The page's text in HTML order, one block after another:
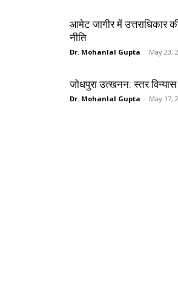
आमेट जागीर में उत्तराधिकार
नीति
Dr. Mohanlal Gupta - May 23,
जोधपुरा उत्खनन: स्तर
Dr. Mohanlal Gupta - May 17,